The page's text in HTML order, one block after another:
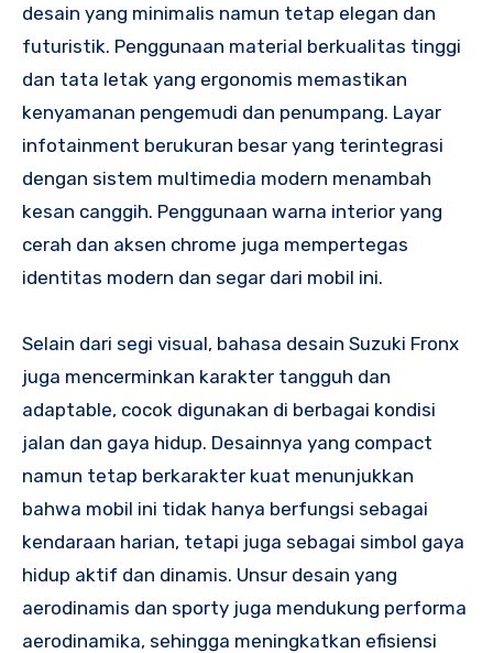
desain yang minimalis namun tetap elegan dan
futuristik. Penggunaan material berkualitas tinggi
dan tata letak yang ergonomis memastikan
kenyamanan pengemudi dan penumpang. Layar
infotainment berukuran besar yang terintegrasi
dengan sistem multimedia modern menambah
kesan canggih. Penggunaan warna interior yang
cerah dan aksen chrome juga mempertegas
identitas modern dan segar dari mobil ini.
Selain dari segi visual, bahasa desain Suzuki Fronx
juga mencerminkan karakter tangguh dan
adaptable, cocok digunakan di berbagai kondisi
jalan dan gaya hidup. Desainnya yang compact
namun tetap berkarakter kuat menunjukkan
bahwa mobil ini tidak hanya berfungsi sebagai
kendaraan harian, tetapi juga sebagai simbol gaya
hidup aktif dan dinamis. Unsur desain yang
aerodinamis dan sporty juga mendukung performa
aerodinamika, sehingga meningkatkan efisiensi